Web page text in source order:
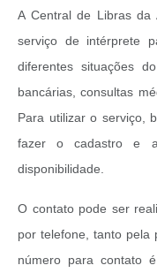
A Central de Libras da
serviço de intérprete
diferentes situações
bancárias, consultas
Para utilizar o serviço,
fazer o cadastro e
disponibilidade.
O contato pode ser
por telefone, tanto pela
número para contato